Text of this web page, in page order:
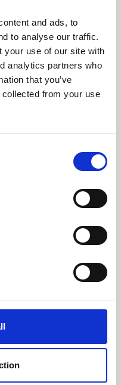
and ads, to
to analyse our traffic.
your use of our site with
analytics partners who
that you’ve
collected from your use
bekend staat om
Dit materiaal wordt
waar duurzaamheid
in pijpleidingen,
Het
voordelen die
snijmethoden.
we de
te bewerken.
lasersnij
nauwkeurige sneden
is voor onderdelen
is een snel
hoeveelheden
bewerken. Dit